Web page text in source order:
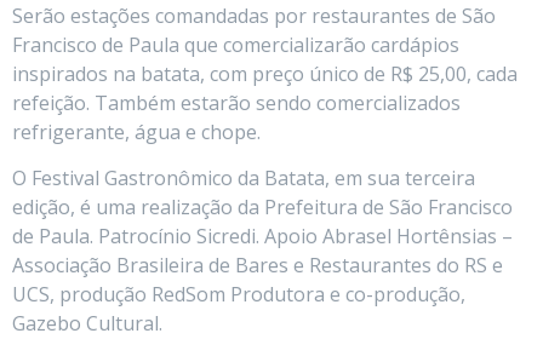
Serão estações comandadas por restaurantes de São
Francisco de Paula que comercializarão cardápios
inspirados na batata, com preço único de R$ 25,00, cada
refeição. Também estarão sendo comercializados
refrigerante, água e chope.
O Festival Gastronômico da Batata, em sua terceira
edição, é uma realização da Prefeitura de São Francisco
de Paula. Patrocínio Sicredi. Apoio Abrasel Hortênsias –
Associação Brasileira de Bares e Restaurantes do RS e
UCS, produção RedSom Produtora e co-produção,
Gazebo Cultural.